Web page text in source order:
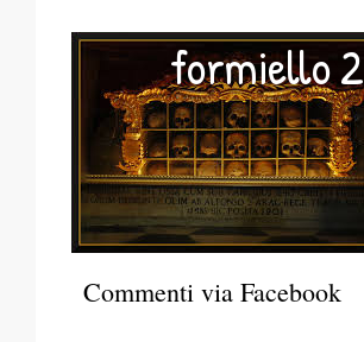
formiello 2
Commenti via Facebook